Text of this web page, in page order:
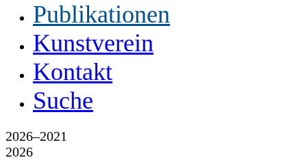
Publikationen
Kunstverein
Kontakt
Suche
2026–2021
2026